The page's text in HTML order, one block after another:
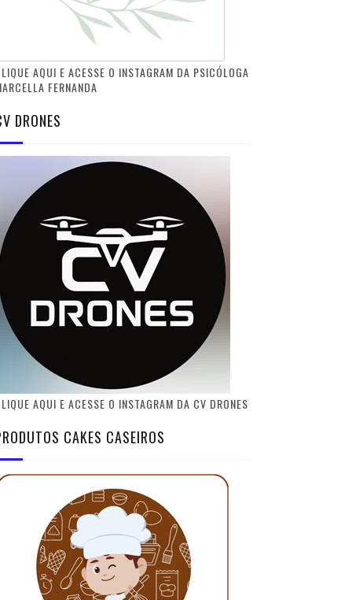
AQUI E ACESSE O INSTAGRAM DA PSICÓLOGA
FERNANDA
DRONES
AQUI E ACESSE O INSTAGRAM DA CV DRONES
CAKES CASEIROS